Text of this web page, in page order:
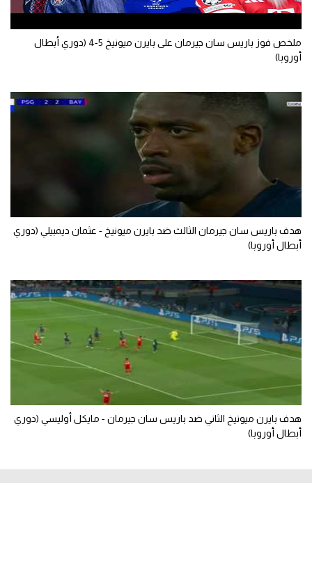
ملخص فوز باريس سان جيرمان على بايرن ميونيخ 5-4 (دوري أبطال
أوروبا)
هدف باريس سان جيرمان الثالث ضد بايرن ميونيخ - عثمان ديمبيلي (دوري
أبطال أوروبا)
هدف بايرن ميونيخ الثاني ضد باريس سان جيرمان - مايكل أوليسي (دوري
أبطال أوروبا)